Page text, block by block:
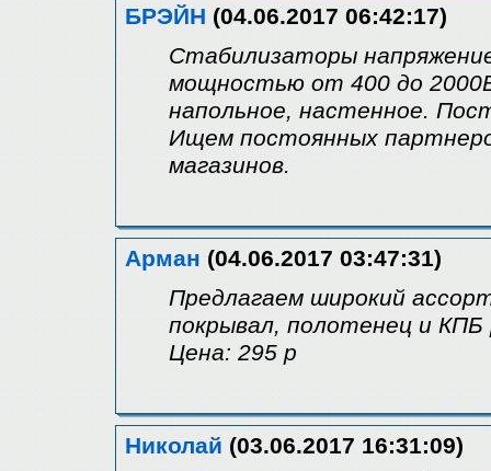
БРЭЙН (04.06.2017 06:42:17)
Стабилизаторы
мощностью от 400 до
напольное, настенное.
Ищем постоянных
магазинов.
Арман (04.06.2017 03:47:31)
Предлагаем широкий
покрывал, полотенец и КПБ
Цена: 295 р
Николай (03.06.2017 16:31:09)